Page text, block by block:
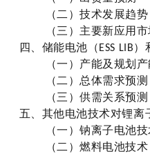
（二）技术发展趋势
（三）主要新应用
四、储能电池 （ ESS LIB）
（一）产能及规划
（二）总体需求预测
（三）供需关系预测
五、其他电池技术对锂离
（一）钠离子电池
（二）燃料电池技术